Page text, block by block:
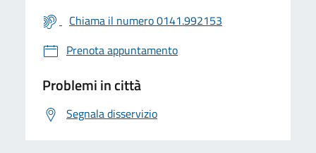
Chiama il numero 0141.992153
Prenota appuntamento
Problemi in città
Segnala disservizio